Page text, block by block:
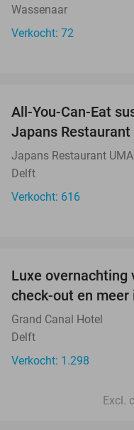
Wassenaar
Verkocht: 72
All-You-Can-Eat
Japans
Japans Restaurant
Delft
Verkocht: 616
Luxe overnachting
check-out en
Grand Canal Hotel
Delft
Verkocht: 1.298
Excl.